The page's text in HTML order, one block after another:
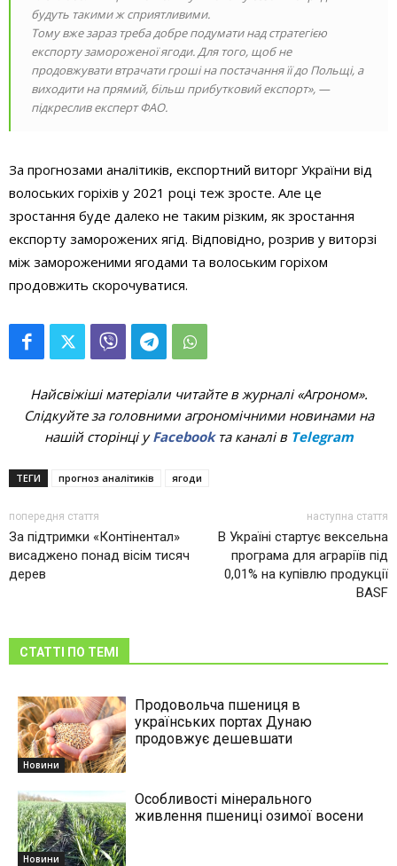
будуть такими ж сприятливими.
Тому вже зараз треба добре подумати над стратегією
експорту замороженої ягоди. Для того, щоб не
продовжувати втрачати гроші на постачання її до Польщі, а
виходити на прямий, більш прибутковий експорт», —
підкреслив експерт ФАО.
За прогнозами аналітиків, експортний виторг України від
волоських горіхів у 2021 році теж зросте. Але це
зростання буде далеко не таким різким, як зростання
експорту заморожених ягід. Відповідно, розрив у виторзі
між замороженими ягодами та волоським горіхом
продовжить скорочуватися.
Найсвіжіші матеріали читайте в журналі «Агроном».
Слідкуйте за головними агрономічними новинами на
нашій сторінці уFacebookта каналі в Telegram
ТЕГИ прогноз аналітиків ягоди
попередня стаття
За підтримки «Контінентал»
висаджено понад вісім тисяч
дерев
наступна стаття
В Україні стартує вексельна
програма для аграріїв під
0,01% на купівлю продукції
BASF
СТАТТІ ПО ТЕМІ
Новини
Продовольча пшениця в
українських портах Дунаю
продовжує дешевшати
Новини
Особливості мінерального
живлення пшениці озимої восени